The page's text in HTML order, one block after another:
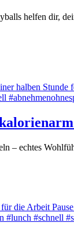
helfen dir,
– echtes